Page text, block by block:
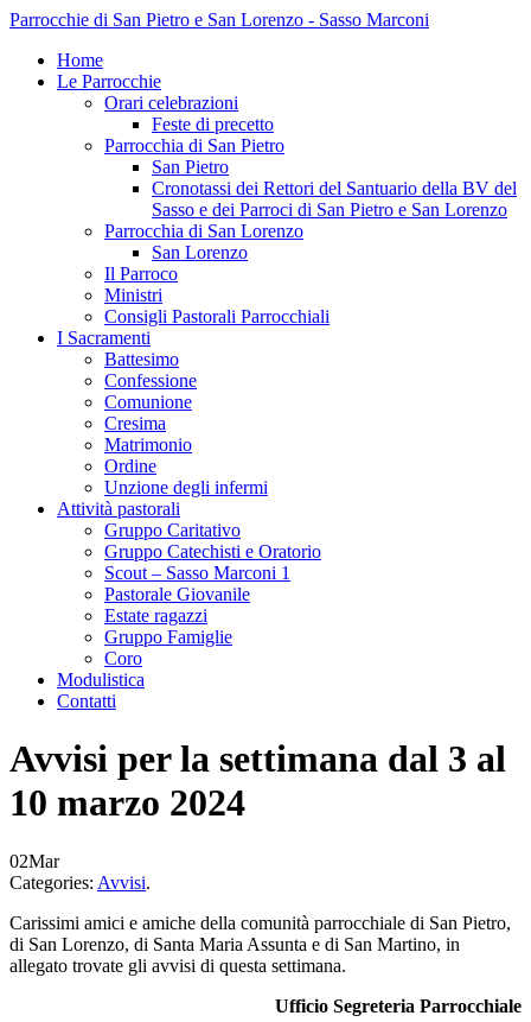
Parrocchie di San Pietro e San Lorenzo - Sasso Marconi
Home
Le Parrocchie
Orari celebrazioni
Feste di precetto
Parrocchia di San Pietro
San Pietro
Cronotassi dei Rettori del Santuario della BV del
Sasso e dei Parroci di San Pietro e San Lorenzo
Parrocchia di San Lorenzo
San Lorenzo
Il Parroco
Ministri
Consigli Pastorali Parrocchiali
I Sacramenti
Battesimo
Confessione
Comunione
Cresima
Matrimonio
Ordine
Unzione degli infermi
Attività pastorali
Gruppo Caritativo
Gruppo Catechisti e Oratorio
Scout – Sasso Marconi 1
Pastorale Giovanile
Estate ragazzi
Gruppo Famiglie
Coro
Modulistica
Contatti
Avvisi per la settimana dal 3 al
10 marzo 2024
02Mar
Categories: Avvisi.
Carissimi amici e amiche della comunità parrocchiale di San Pietro,
di San Lorenzo, di Santa Maria Assunta e di San Martino, in
allegato trovate gli avvisi di questa settimana.
Ufficio Segreteria Parrocchiale